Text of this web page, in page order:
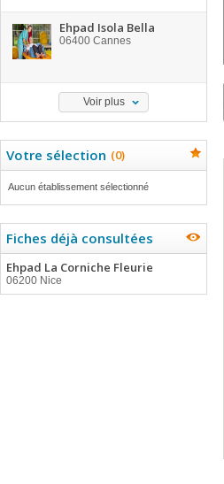
Ehpad Isola Bella
06400 Cannes
Voir plus
Votre sélection (0)
Aucun établissement sélectionné
Fiches déjà consultées
Ehpad La Corniche Fleurie
06200 Nice